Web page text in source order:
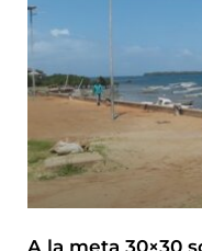
A la meta 30×30